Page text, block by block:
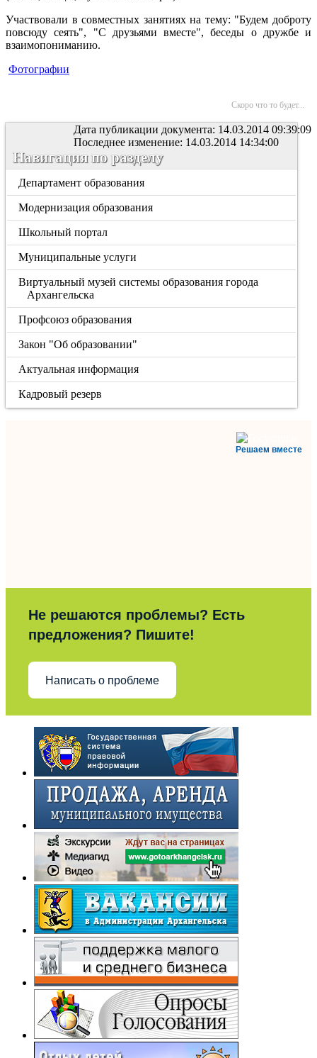
Участвовали в совместных занятиях на тему: "Будем доброту
повсюду сеять", "С друзьями вместе", беседы о дружбе и
взаимопониманию.
Фотографии
Скоро что то будет...
Дата публикации документа: 14.03.2014 09:39:09
Последнее изменение: 14.03.2014 14:34:00
Навигация по разделу
Департамент образования
Модернизация образования
Школьный портал
Муниципальные услуги
Виртуальный музей системы образования города
Архангельска
Профсоюз образования
Закон "Об образовании"
Актуальная информация
Кадровый резерв
Решаем вместе
Не решаются проблемы? Есть
предложения? Пишите!
Написать о проблеме